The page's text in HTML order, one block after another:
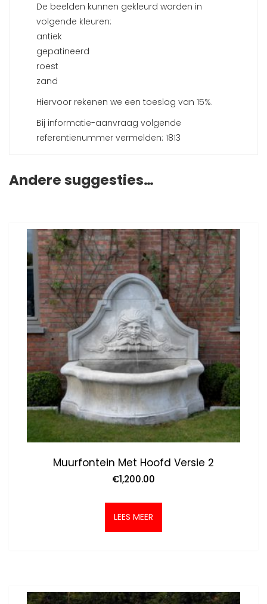
De beelden kunnen gekleurd worden in
volgende kleuren:
antiek
gepatineerd
roest
zand
Hiervoor rekenen we een toeslag van 15%.
Bij informatie-aanvraag volgende
referentienummer vermelden: 1813
Andere suggesties…
Muurfontein Met Hoofd Versie 2
€1,200.00
LEES MEER